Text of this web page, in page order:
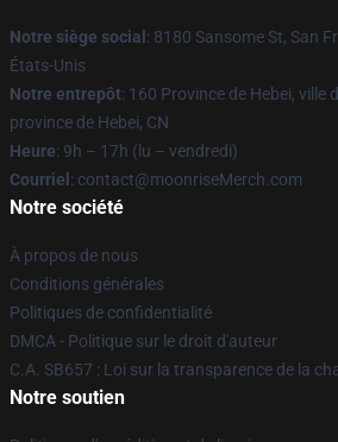
Notre siège social : 8180 Sansome St, San
États-Unis
Notre entrepôt: 160 Province de Hebei, ville
province de Hebei, CN
Heure: 9h – 17h (lu – vendredi)
Courriel : contact@moonriseMerch.com
Notre société
À propos de nous
Conditions générales
Politiques de confidentialité
DMCA - Politique sur le droit d'auteur
C.A. SB657 : Loi sur la transparence de la
Notre soutien